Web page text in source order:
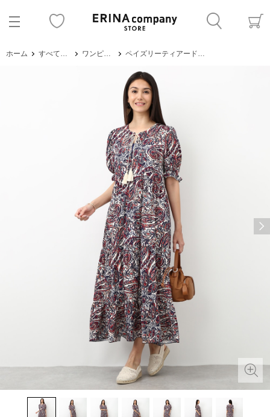
ホーム すべてのアイテム ワンピース・サロペット ペイズリーティアードAラインワンピース